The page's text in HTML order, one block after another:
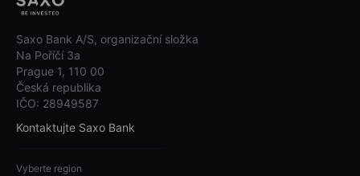
Saxo Bank A/S, organizační složka
Na Poříčí 3a
Prague 1, 110 00
Česká republika
IČO: 28949587
Kontaktujte Saxo Bank
Vyberte region